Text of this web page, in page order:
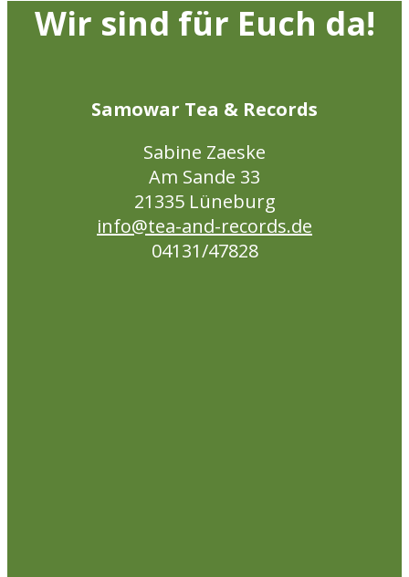
Wir sind für Euch da!
Samowar Tea & Records
Sabine Zaeske
Am Sande 33
21335 Lüneburg
info@tea-and-records.de
04131/47828